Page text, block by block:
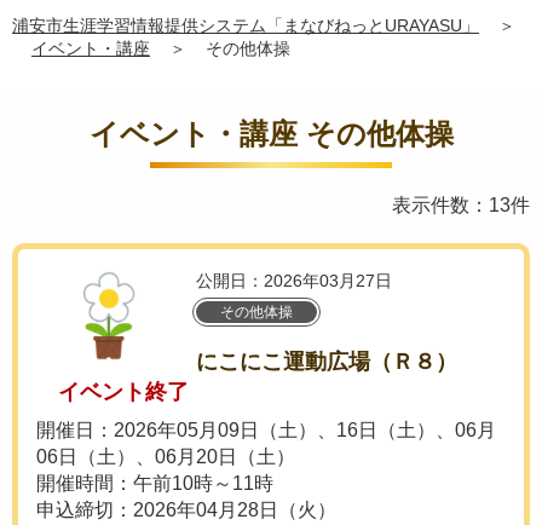
浦安市生涯学習情報提供システム「まなびねっとURAYASU」
＞
イベント・講座
＞ その他体操
イベント・講座 その他体操
表示件数：13件
公開日：2026年03月27日
その他体操
にこにこ運動広場（Ｒ８）
イベント終了
開催日：2026年05月09日（土）、16日（土）、06月
06日（土）、06月20日（土）
開催時間：午前10時～11時
申込締切：2026年04月28日（火）